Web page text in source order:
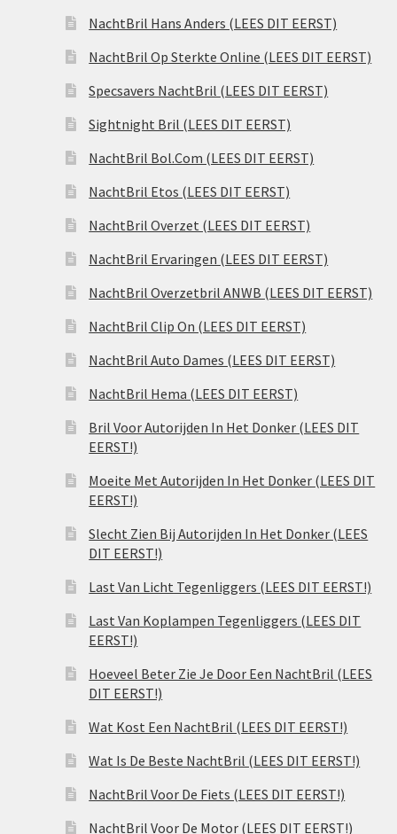
NachtBril Hans Anders (LEES DIT EERST)
NachtBril Op Sterkte Online (LEES DIT EERST)
Specsavers NachtBril (LEES DIT EERST)
Sightnight Bril (LEES DIT EERST)
NachtBril Bol.Com (LEES DIT EERST)
NachtBril Etos (LEES DIT EERST)
NachtBril Overzet (LEES DIT EERST)
NachtBril Ervaringen (LEES DIT EERST)
NachtBril Overzetbril ANWB (LEES DIT EERST)
NachtBril Clip On (LEES DIT EERST)
NachtBril Auto Dames (LEES DIT EERST)
NachtBril Hema (LEES DIT EERST)
Bril Voor Autorijden In Het Donker (LEES DIT
EERST!)
Moeite Met Autorijden In Het Donker (LEES DIT
EERST!)
Slecht Zien Bij Autorijden In Het Donker (LEES
DIT EERST!)
Last Van Licht Tegenliggers (LEES DIT EERST!)
Last Van Koplampen Tegenliggers (LEES DIT
EERST!)
Hoeveel Beter Zie Je Door Een NachtBril (LEES
DIT EERST!)
Wat Kost Een NachtBril (LEES DIT EERST!)
Wat Is De Beste NachtBril (LEES DIT EERST!)
NachtBril Voor De Fiets (LEES DIT EERST!)
NachtBril Voor De Motor (LEES DIT EERST!)